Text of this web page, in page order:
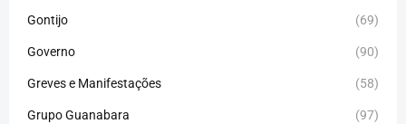
Gontijo (69)
Governo (90)
Greves e Manifestações (58)
Grupo Guanabara (97)